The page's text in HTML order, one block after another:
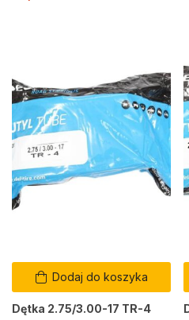
Dodaj do koszyka
Dętka 2.75/3.00-17 TR-4